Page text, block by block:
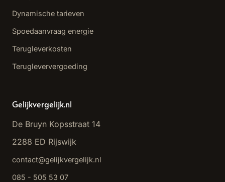
Dynamische tarieven
Spoedaanvraag energie
Terugleverkosten
Terugleververgoeding
Gelijkvergelijk.nl
De Bruyn Kopsstraat 14
2288 ED Rijswijk
contact@gelijkvergelijk.nl
085 - 505 53 07